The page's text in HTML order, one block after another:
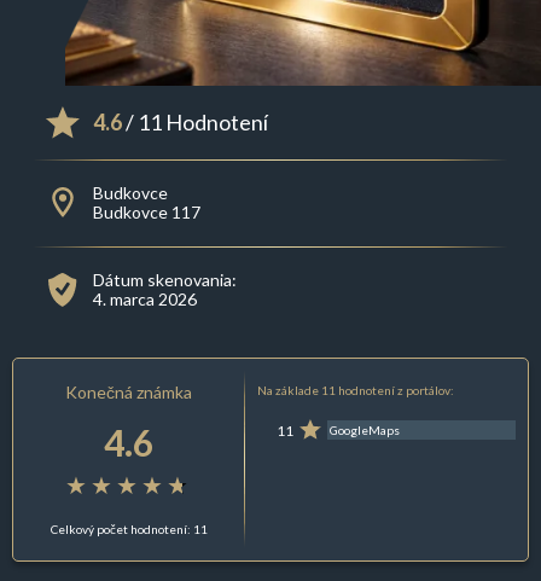
4.6/ 11 Hodnotení
Budkovce
Budkovce 117
Dátum skenovania:
4. marca 2026
Konečná známka
4.6
Celkový počet hodnotení: 11
Na základe 11 hodnotení z portálov:
11 GoogleMaps